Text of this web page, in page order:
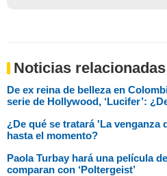
Noticias relacionadas
De ex reina de belleza en
serie de Hollywood, ‘Lucifer’:
¿De qué se tratará 'La venganza
hasta el momento?
Paola Turbay hará una película
comparan con ‘Poltergeist’